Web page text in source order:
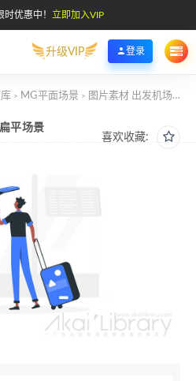
优惠中！ 立即加入VIP
升级VIP 登录
> MG平面场景 > 图片素材 出发机场告别插画扁平场景
喜欢收藏:
平场景